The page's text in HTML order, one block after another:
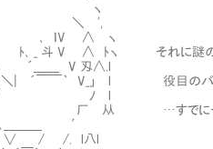
',
V ∧ ヽ
それに謎のバビロンの
V 刄∧.l
」 l 役目のバトンを次
l
その役目を後進に
′ Ⅳ
l八l